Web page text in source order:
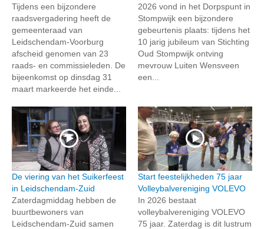
Tijdens een bijzondere
raadsvergadering heeft de
gemeenteraad van
Leidschendam-Voorburg
afscheid genomen van 23
raads- en commissieleden. De
bijeenkomst op dinsdag 31
maart markeerde het einde...
2026 vond in het Dorpspunt in
Stompwijk een bijzondere
gebeurtenis plaats: tijdens het
10 jarig jubileum van Stichting
Oud Stompwijk ontving
mevrouw Luiten Wensveen
een...
De viering van het Suikerfeest
in Leidschendam-Zuid
Zaterdagmiddag hebben de
buurtbewoners van
Leidschendam-Zuid samen
Start feestelijkheden 75 jaar
Volleybalvereniging VOLEVO
In 2026 bestaat
volleybalvereniging VOLEVO
75 jaar. Zaterdag is dit lustrum